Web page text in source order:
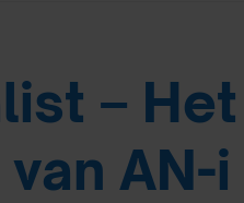
– Het
AN-i